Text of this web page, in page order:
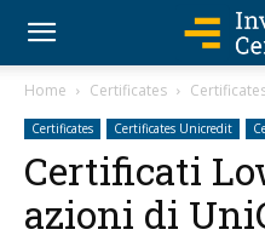
Home Certificates
Certificates Certificates Unicredit
Certificati
azioni di